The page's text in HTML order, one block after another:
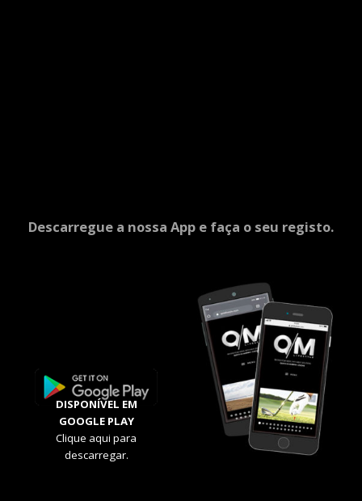
Descarregue a nossa App e faça o seu registo.
DISPONÍVEL EM
GOOGLE PLAY
Clique aqui para
descarregar.